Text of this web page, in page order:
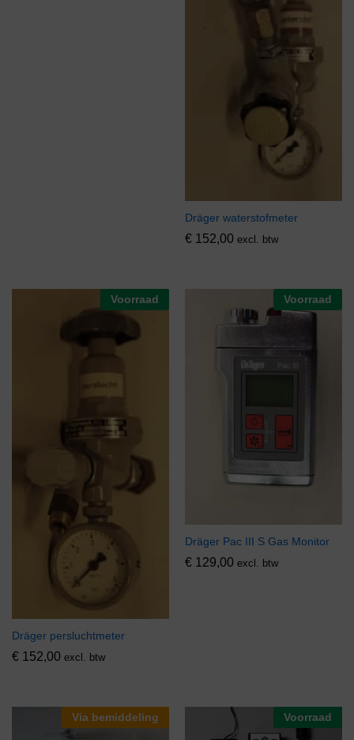
Dräger waterstofmeter
€ 152,00 excl. btw
Voorraad
Dräger persluchtmeter
€ 152,00 excl. btw
Voorraad
Dräger Pac III S Gas Monitor
€ 129,00 excl. btw
Via bemiddeling Voorraad